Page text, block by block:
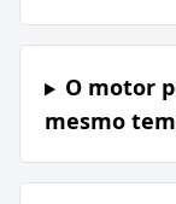
O motor
mesmo